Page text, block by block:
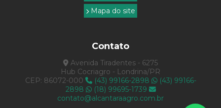
Mapa do site
Contato
Avenida Tiradentes - 6275
Hub Cocriagro - Londrina/PR
CEP: 86072-000
(43) 99166-2898
(43) 99166-
2898
(18) 99695-1739
contato@alcantaraagro.com.br